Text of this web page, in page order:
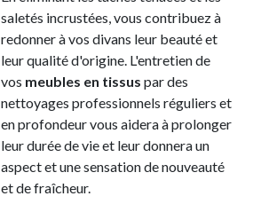
saletés incrustées, vous contribuez à
redonner à vos divans leur beauté et
leur qualité d'origine. L'entretien de
vos meubles en tissus par des
nettoyages professionnels réguliers et
en profondeur vous aidera à prolonger
leur durée de vie et leur donnera un
aspect et une sensation de nouveauté
et de fraîcheur.